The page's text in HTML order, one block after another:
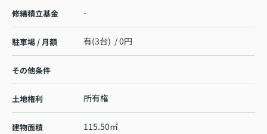
修繕積立基金 -
駐車場 / 月額 有(3台) / 0円
その他条件
土地権利 所有権
建物面積 115.50㎡